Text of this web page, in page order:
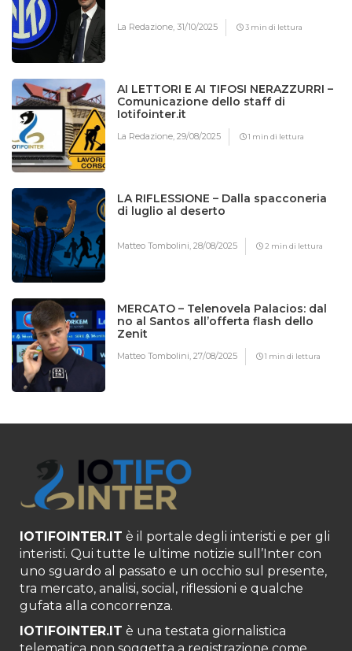
La Redazione,31/10/2025 3 min di lettura
AI LETTORI E AI TIFOSI NERAZZURRI –
Comunicazione dello staff di
Iotifointer.it
La Redazione,29/08/2025 1 min di lettura
LA RIFLESSIONE – Dalla spacconeria
di luglio al deserto
Matteo Tombolini,28/08/2025 2 min di lettura
MERCATO – Telenovela Palacios: dal
no al Santos all’offerta flash dello
Zenit
Matteo Tombolini,27/08/2025 1 min di lettura
IOTIFOINTER.IT è il portale degli interisti e per gli
interisti. Qui tutte le ultime notizie sull’Inter con
uno sguardo al passato e un occhio sul presente,
tra mercato, analisi, social, riflessioni e qualche
gufata alla concorrenza.
IOTIFOINTER.IT è una testata giornalistica